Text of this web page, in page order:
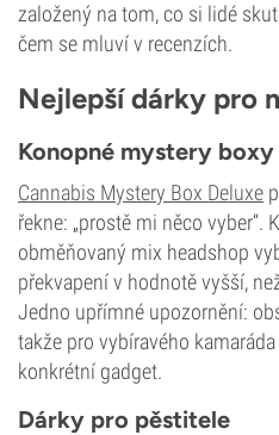
založený na tom, co si lidé
čem se mluví v recenzích.
Nejlepší dárky pro
Konopné mystery boxy
Cannabis Mystery Box Deluxe
řekne: „prostě mi něco vyber“.
obměňovaný mix headshop
překvapení v hodnotě vyšší,
Jedno upřímné upozornění:
takže pro vybíravého
konkrétní gadget.
Dárky pro pěstitele